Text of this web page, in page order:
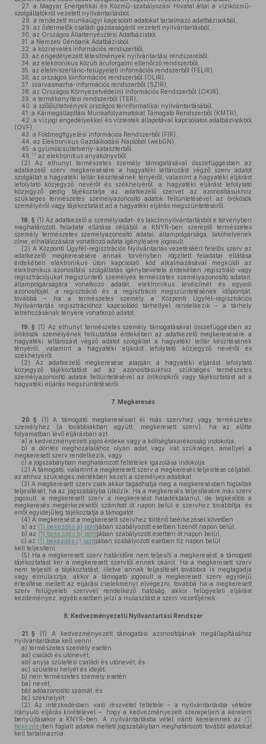
27.
a Magyar Energetikai és Közmű-szabályozási Hivatal által a víziközmű-
szolgáltatókról vezetett nyilvántartásból,
28. a rendezett munkaügyi kapcsolati adatokat tartalmazó adatbázisokból,
29. az őstermelők családi gazdaságáról vezetett nyilvántartásból,
30. az Országos Állattenyésztési Adatbázisból,
31. a Nemzeti Génbank Adatbázisból,
32. a köznevelés információs rendszerből,
33. az engedélyezett létesítmények nyilvántartási rendszeréből,
34. az elektronikus közúti áruforgalmi ellenőrző rendszerből,
35. az élelmiszerlánc-felügyeleti információs rendszerből (FELIR),
36. az országos lóinformációs rendszerből (OLIR),
37. szarvasmarha-információs rendszerből (SZIR),
38. az Országos Környezetvédelmi Információs Rendszerből (OKIR),
39. a termékenyítési rendszerből (TER),
40. a szőlőültetvények országos térinformatikai nyilvántartásából,
41. a Kármegállapítási Munkafolyamatokat Támogató Rendszerből (KMTR),
42. a vízjogi engedélyekkel és víztestek állapotával kapcsolatos adatbázisokból
(OVF),
43. a Földmegfigyelési Információs Rendszerből (FIR),
44. az Elektronikus Gazdálkodási Naplóból (webGN),
45. a gyümölcsültetvény-kataszterből.
46. 17 az elektronikus anyakönyvből.
(2) Az elhunyt természetes személy támogatásával összefüggésben az
adatkezelő szerv megkeresésére a hagyatéki leltározást végző szerv adatot
szolgáltat a hagyatéki leltár készítésének tényéről, valamint a hagyatéki eljárást
lefolytató közjegyző nevéről és székhelyéről, a hagyatéki eljárást lefolytató
közjegyző pedig tájékoztatja az adatkezelő szervet az azonosításukhoz
szükséges természetes személyazonosító adatok feltüntetésével az örökösök
személyéről vagy tájékoztatást ad a hagyatéki eljárás megszüntetéséről.
18. § (1) Az adatkezelő a személyiadat- és lakcímnyilvántartásból e törvényben
meghatározott feladata ellátása céljából a KNYR-ben szereplő természetes
személy természetes személyazonosító adatai, állampolgársága, lakóhelyének
címe, elhalálozására vonatkozó adata igénylésére jogosult.
(2) A Központi Ügyfél-regisztrációs Nyilvántartás vezetéséért felelős szerv az
adatkezelő megkeresésére annak törvényben rögzített feladatai ellátása
érdekében elektronikus úton kapcsolati kód alkalmazásával megküldi az
elektronikus azonosítási szolgáltatás igénybevétele érdekében regisztráló vagy
regisztrációjukat megszüntető személyek természetes személyazonosító adatait,
állampolgárságára vonatkozó adatát, elektronikus levélcímét és egyedi
azonosítóját, a regisztráció és a regisztráció megszüntetésének időpontját,
továbbá – ha a természetes személy a Központi Ügyfél-regisztrációs
Nyilvántartás regisztrációhoz kapcsolódó tárhellyel rendelkezik – a tárhely
létrehozásának tényére vonatkozó adatot.
19. § (1) Az elhunyt természetes személy támogatásával összefüggésben az
örökösök személyének felkutatása érdekében az adatkezelő megkeresésére a
hagyatéki leltározást végző adatot szolgáltat a hagyatéki leltár készítésének
tényéről, valamint a hagyatéki eljárást lefolytató közjegyző nevéről és
székhelyéről.
(2) Az adatkezelő megkeresése alapján a hagyatéki eljárást lefolytató
közjegyző tájékoztatást ad az azonosításukhoz szükséges természetes
személyazonosító adatok feltüntetésével az örökösökről vagy tájékoztatást ad a
hagyatéki eljárás megszüntetéséről.
7. Megkeresés
20. § (1) A támogató megkereséssel él más szervhez vagy természetes
személyhez (a továbbiakban együtt: megkeresett szerv), ha az előtte
folyamatban lévő eljárásban azt
a) a kedvezményezett jogos érdeke vagy a költségtakarékosság indokolja,
b) a döntés meghozatalához olyan adat vagy irat szükséges, amellyel a
megkeresett szerv rendelkezik, vagy
c) a jogszabályban meghatározott feltételek igazolása indokolja.
(2) A támogató, valamint a megkeresett szerv a megkeresés teljesítése céljából,
az ahhoz szükséges mértékben kezeli a személyes adatokat.
(3) A megkeresett szerv csak akkor tagadhatja meg a megkeresésben foglaltak
teljesítését, ha az jogszabályba ütközik. Ha a megkeresés teljesítésére más szerv
jogosult, a megkeresett szerv a megkeresést haladéktalanul, de legkésőbb a
megkeresés megérkezésétől számított öt napon belül e szervhez továbbítja, és
erről egyidejűleg tájékoztatja a támogatót.
(4) A megkeresést a megkeresett szervhez történő beérkezését követően
a) az (1) bekezdés a) pontjában szabályozott esetben tizenöt napon belül,
b) az (1) bekezdés b) pontjában szabályozott esetben öt napon belül,
c) az (1) bekezdés c) pontjában szabályozott esetben tíz napon belül
kell teljesíteni.
(5) Ha a megkeresett szerv határidőre nem teljesíti a megkeresést, a támogató
tájékoztatást kér a megkeresett szervtől ennek okáról. Ha a megkeresett szerv
nem teljesíti a tájékoztatást, illetve annak teljesítését továbbra is megtagadja
vagy elmulasztja, akkor a támogató jogosult a megkeresett szerv egyidejű
értesítése mellett az eljárási cselekményt elvégezni, továbbá ha a megkeresett
szerv felügyeleti szervvel rendelkező hatóság, akkor felügyeleti eljárást
kezdeményez, egyéb esetben jelzi a mulasztást a szerv vezetőjének.
8. Kedvezményezetti Nyilvántartási Rendszer
21. § (1) A kedvezményezett támogatási azonosítójának megállapításához
nyilvántartásba kell venni:
a) természetes személy esetén
aa) családi és utónevét,
ab) anyja születési családi és utónevét, és
ac) születési helyét és idejét,
b) nem természetes személy esetén
ba) nevét,
bb) adóazonosító számát, és
bc) székhelyét.
(2) Az intézkedésben való részvétel feltétele – a nyilvántartásba vételre
irányuló eljárás kivételével –, hogy a kedvezményezett szerepeljen a kérelem
benyújtásakor a KNYR-ben. A nyilvántartásba vétel iránti kérelemnek az (1)
bekezdésben foglalt adatok mellett jogszabályban meghatározott további adatokat
kell tartalmaznia.